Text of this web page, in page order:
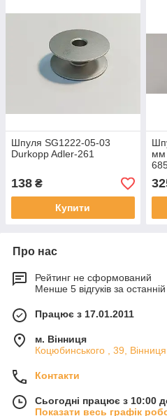
Шпуля SG1222-05-03
Durkopp Adler-261
138 ₴
Купити
мм
Про нас
Рейтинг не сформований
Менше 5 відгуків за останній
Працює з 17.01.2011
м. Вінниця
Коцюбинського , 39,
Контакти
Сьогодні працює з 10:00
Показати весь графік